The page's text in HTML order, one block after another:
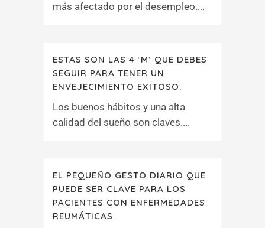
más afectado por el desempleo....
ESTAS SON LAS 4 ‘M’ QUE DEBES
SEGUIR PARA TENER UN
ENVEJECIMIENTO EXITOSO.
Los buenos hábitos y una alta
calidad del sueño son claves....
EL PEQUEÑO GESTO DIARIO QUE
PUEDE SER CLAVE PARA LOS
PACIENTES CON ENFERMEDADES
REUMÁTICAS.